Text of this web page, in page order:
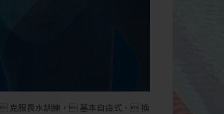
克服畏水訓練， 基本自由式、 換